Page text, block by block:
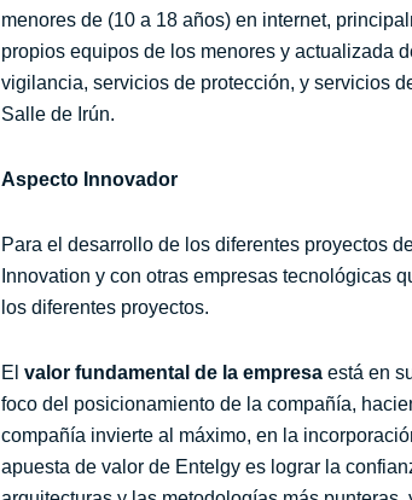
menores de (10 a 18 años) en internet,
propios equipos de los menores y actualizada
vigilancia, servicios de protección, y servicios
Salle de Irún.
Aspecto Innovador
Para el desarrollo de los diferentes proyectos
Innovation y con otras empresas tecnológicas
los diferentes proyectos.
El valor fundamental de la empresa está en
foco del posicionamiento de la compañía,
compañía invierte al máximo, en la
apuesta de valor de Entelgy es lograr la